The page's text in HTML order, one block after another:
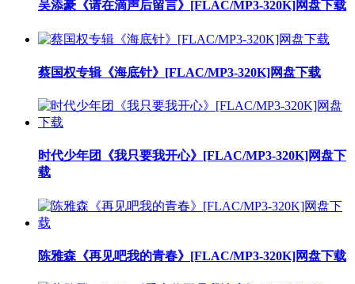
吴添豪《请在滴声后留言》[FLAC/MP3-320K]网盘下载
蔡国权专辑《海底针》[FLAC/MP3-320K]网盘下载
时代少年团《我只要我开心》[FLAC/MP3-320K]网盘下
载
陈雅森《再见吧我的青春》[FLAC/MP3-320K]网盘下载